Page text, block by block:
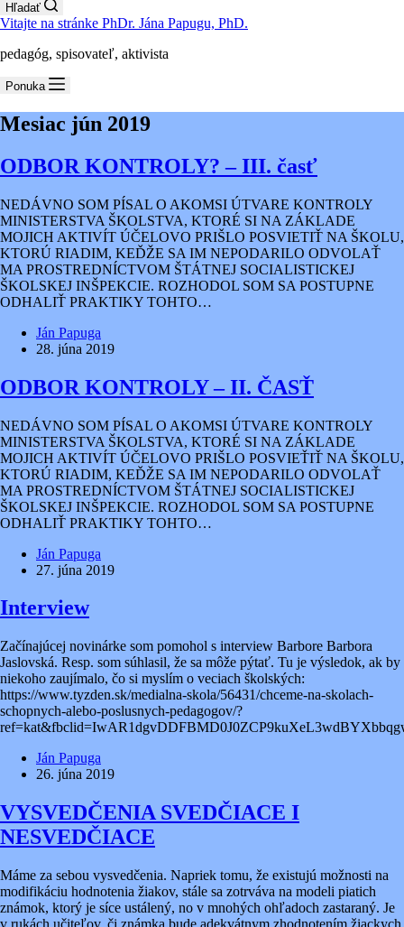
Hľadať
Vitajte na stránke PhDr. Jána Papugu, PhD.
pedagóg, spisovateľ, aktivista
Ponuka
Mesiac jún 2019
ODBOR KONTROLY? – III. časť
NEDÁVNO SOM PÍSAL O AKOMSI ÚTVARE KONTROLY
MINISTERSTVA ŠKOLSTVA, KTORÉ SI NA ZÁKLADE
MOJICH AKTIVÍT ÚČELOVO PRIŠLO POSVIETIŤ NA ŠKOLU,
KTORÚ RIADIM, KEĎŽE SA IM NEPODARILO ODVOLAŤ
MA PROSTREDNÍCTVOM ŠTÁTNEJ SOCIALISTICKEJ
ŠKOLSKEJ INŠPEKCIE. ROZHODOL SOM SA POSTUPNE
ODHALIŤ PRAKTIKY TOHTO…
Ján Papuga
28. júna 2019
ODBOR KONTROLY – II. ČASŤ
NEDÁVNO SOM PÍSAL O AKOMSI ÚTVARE KONTROLY
MINISTERSTVA ŠKOLSTVA, KTORÉ SI NA ZÁKLADE
MOJICH AKTIVÍT ÚČELOVO PRIŠLO POSVIEŤIŤ NA ŠKOLU,
KTORÚ RIADIM, KEĎŽE SA IM NEPODARILO ODVOLAŤ
MA PROSTREDNÍCTVOM ŠTÁTNEJ SOCIALISTICKEJ
ŠKOLSKEJ INŠPEKCIE. ROZHODOL SOM SA POSTUPNE
ODHALIŤ PRAKTIKY TOHTO…
Ján Papuga
27. júna 2019
Interview
Začínajúcej novinárke som pomohol s interview Barbore Barbora
Jaslovská. Resp. som súhlasil, že sa môže pýtať. Tu je výsledok, ak by
niekoho zaujímalo, čo si myslím o veciach školských:
https://www.tyzden.sk/medialna-skola/56431/chceme-na-skolach-
schopnych-alebo-poslusnych-pedagogov/?
Ján Papuga
26. júna 2019
VYSVEDČENIA SVEDČIACE I
NESVEDČIACE
Máme za sebou vysvedčenia. Napriek tomu, že existujú možnosti na
modifikáciu hodnotenia žiakov, stále sa zotrváva na modeli piatich
známok, ktorý je síce ustálený, no v mnohých ohľadoch zastaraný. Je